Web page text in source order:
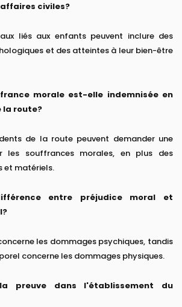
civiles?
liés aux enfants peuvent inclure des
et des atteintes à leur bien-être
morale est-elle indemnisée en
route?
de la route peuvent demander une
les souffrances morales, en plus des
et matériels.
entre préjudice moral et
les dommages psychiques, tandis
concerne les dommages physiques.
preuve dans l'établissement du